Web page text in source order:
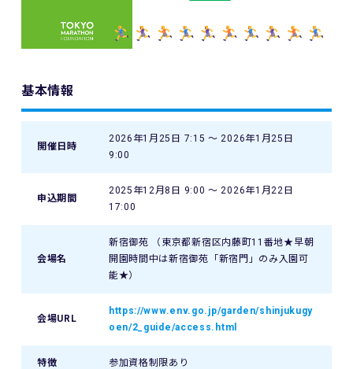
基本情報
開催日時
2026年1月25日 7:15 〜 2026年1月25日
9:00
申込期間
2025年12月8日 9:00 〜 2026年1月22日
17:00
会場名
新宿御苑 （東京都新宿区内藤町11番地★早朝
開園時間中は新宿御苑「新宿門」のみ入園可
能★）
会場URL
https://www.env.go.jp/garden/shinjukugy
oen/2_guide/access.html
特徴 参加資格制限あり